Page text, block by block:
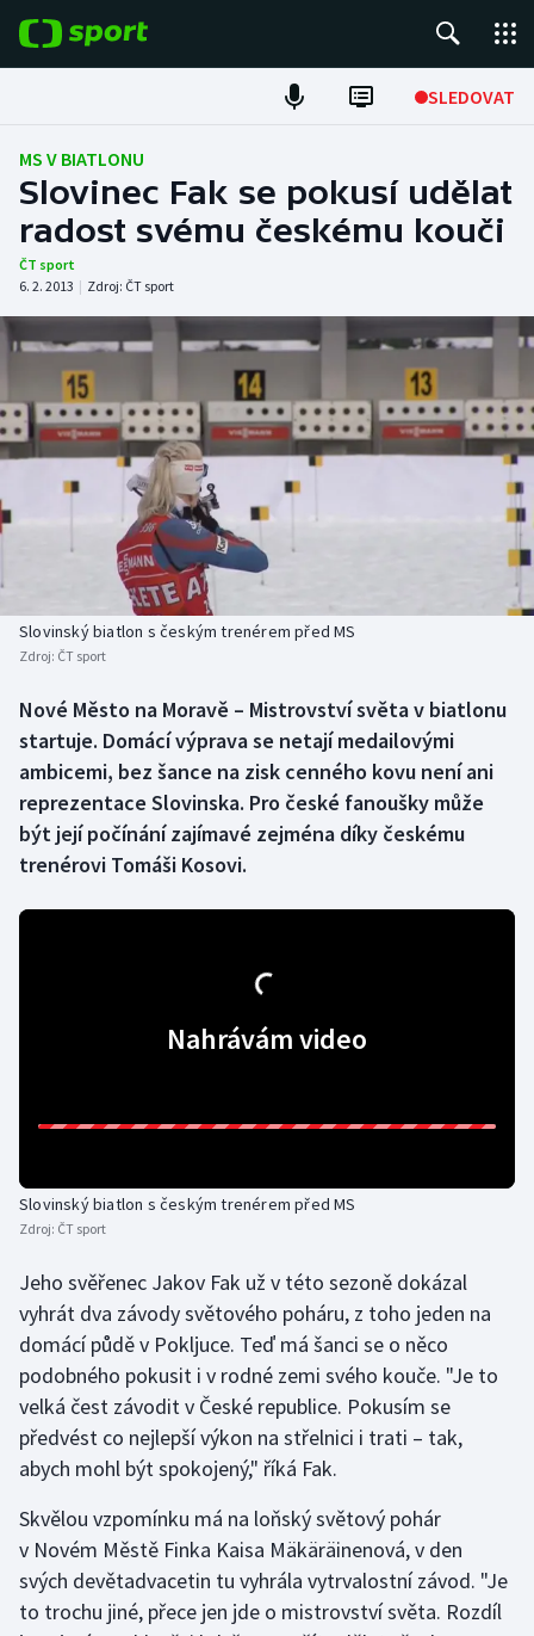
SLEDOVAT
Fotbal
Hokej
Tenis
Atletika
Cyklistika
DALŠÍ SPORTY
Americký fotbal
Baseball a softbal
Biatlon
Boby a skeleton
Box
Curling
Gymnastika
Jezdectví
Judo
Krasobruslení
Lezení
Lyže a snowboard
Moderní pětiboj
Motorsport
NEPŘEHLÉDNĚTE
Soutěže
Historické návraty
Aplikace ČT sport
AZ kvíz
MS V BIATLONU
Slovinec Fak se pokusí udělat
radost svému českému kouči
ČT sport
6. 2. 2013 | Zdroj: ČT sport
Slovinský biatlon s českým trenérem před MS
Zdroj: ČT sport
Nové Město na Moravě – Mistrovství světa v biatlonu
startuje. Domácí výprava se netají medailovými
ambicemi, bez šance na zisk cenného kovu není ani
reprezentace Slovinska. Pro české fanoušky může
být její počínání zajímavé zejména díky českému
trenérovi Tomáši Kosovi.
Nahrávám video
Slovinský biatlon s českým trenérem před MS
Zdroj: ČT sport
Jeho svěřenec Jakov Fak už v této sezoně dokázal
vyhrát dva závody světového poháru, z toho jeden na
domácí půdě v Pokljuce. Teď má šanci se o něco
podobného pokusit i v rodné zemi svého kouče. "Je to
velká čest závodit v České republice. Pokusím se
předvést co nejlepší výkon na střelnici i trati – tak,
abych mohl být spokojený," říká Fak.
Skvělou vzpomínku má na loňský světový pohár
v Novém Městě Finka Kaisa Mäkäräinenová, v den
svých devětadvacetin tu vyhrála vytrvalostní závod. "Je
to trochu jiné, přece jen jde o mistrovství světa. Rozdíl